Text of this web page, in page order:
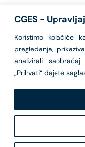
CGES -
Koristimo kolačiće
pregledanja,
analizirali
„Prihvati“ dajete